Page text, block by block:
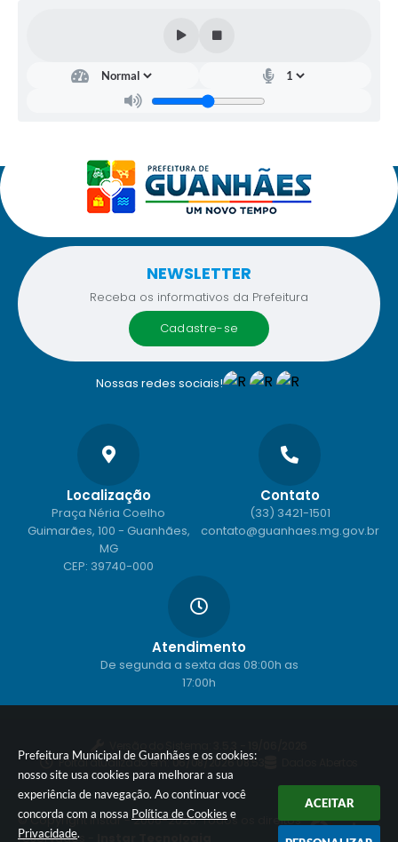
Prefeitura Municipal de Guanhães e os cookies:
nosso site usa cookies para melhorar a sua
experiência de navegação. Ao continuar você
concorda com a nossa Política de Cookies e
Privacidade.
ACEITAR
Nossas redes sociais!
NEWSLETTER
Receba os informativos da Prefeitura
cadastre-se
Localização
Praça Néria Coelho
Guimarães, 100 - Guanhães,
MG
CEP: 39740-000
Contato
(33) 3421-1501
contato@guanhaes.mg.gov.br
Atendimento
De segunda a sexta das 08:00h as
17:00h
Portal atualizado em:06/08/2026 08:53
© Copyright Instar - 2006-2026. Todos os direitos
reservados -